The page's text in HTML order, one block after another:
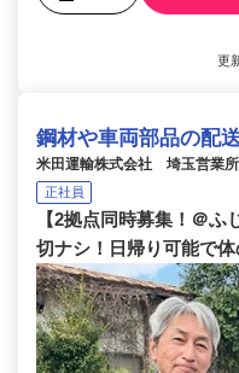
更
鋼材や車両部品の配
米田運輸株式会社 埼玉営業所
正社員
【2拠点同時募集！＠
切ナシ！日帰り可能で